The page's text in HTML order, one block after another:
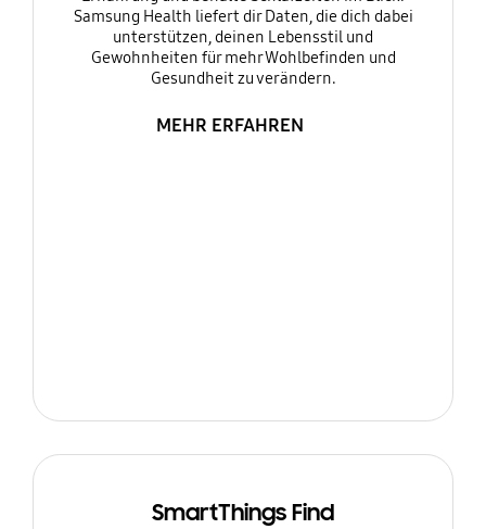
Samsung Health liefert dir Daten, die dich dabei
unterstützen, deinen Lebensstil und
Gewohnheiten für mehr Wohlbefinden und
Gesundheit zu verändern.
MEHR ERFAHREN
SmartThings Find